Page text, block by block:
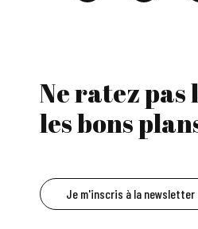
Ne ratez pas
les bons
Je m'inscris à la newsletter